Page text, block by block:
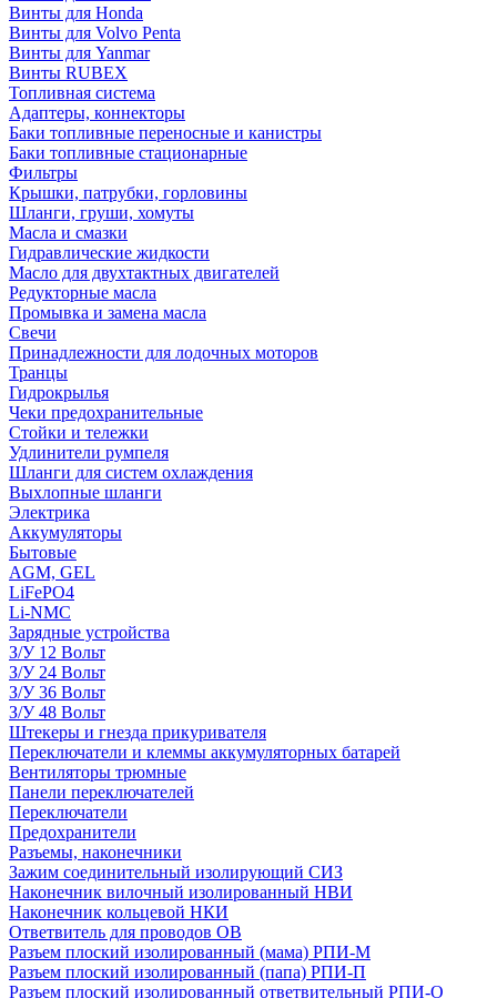
Винты для Honda
Винты для Volvo Penta
Винты для Yanmar
Винты RUBEX
Топливная система
Адаптеры, коннекторы
Баки топливные переносные и канистры
Баки топливные стационарные
Фильтры
Крышки, патрубки, горловины
Шланги, груши, хомуты
Масла и смазки
Гидравлические жидкости
Масло для двухтактных двигателей
Редукторные масла
Промывка и замена масла
Свечи
Принадлежности для лодочных моторов
Транцы
Гидрокрылья
Чеки предохранительные
Стойки и тележки
Удлинители румпеля
Шланги для систем охлаждения
Выхлопные шланги
Электрика
Аккумуляторы
Бытовые
AGM, GEL
LiFePO4
Li-NMC
Зарядные устройства
З/У 12 Вольт
З/У 24 Вольт
З/У 36 Вольт
З/У 48 Вольт
Штекеры и гнезда прикуривателя
Переключатели и клеммы аккумуляторных батарей
Вентиляторы трюмные
Панели переключателей
Переключатели
Предохранители
Разъемы, наконечники
Зажим соединительный изолирующий СИЗ
Наконечник вилочный изолированный НВИ
Наконечник кольцевой НКИ
Ответвитель для проводов ОВ
Разъем плоский изолированный (мама) РПИ-М
Разъем плоский изолированный (папа) РПИ-П
Разъем плоский изолированный ответвительный РПИ-О